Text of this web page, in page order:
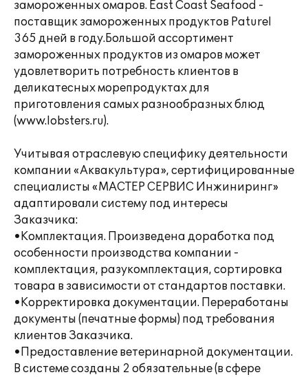
замороженных омаров. East Coast Seafood -
поставщик замороженных продуктов Paturel
365 дней в году.Большой ассортимент
замороженных продуктов из омаров может
удовлетворить потребность клиентов в
деликатесных морепродуктах для
приготовления самых разнообразных блюд
(www.lobsters.ru).
Учитывая отраслевую специфику деятельности
компании «Аквакультура», сертифицированные
специалисты «МАСТЕР СЕРВИС Инжиниринг»
адаптировали систему под интересы
Заказчика:
•Комплектация. Произведена доработка под
особенности производства компании -
комплектация, разукомплектация, сортировка
товара в зависимости от стандартов поставки.
•Корректировка документации. Переработаны
документы (печатные формы) под требования
клиентов Заказчика.
•Предоставление ветеринарной документации.
В системе созданы 2 обязательные (в сфере